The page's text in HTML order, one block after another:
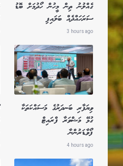
ގެއްލުނު ތިން މީހުން ހޯދުމަށް ބޮޑު
ސަރަހައްދެއް ބަލައިފި
3 hours ago
ވިޔަފާރި ބަނދަރުގެ މަސައްކަތަކާ
ގުޅޭ މަޝްވަރާ ފްރައިޓް
ފޯވާޑަރުންނާ
4 hours ago